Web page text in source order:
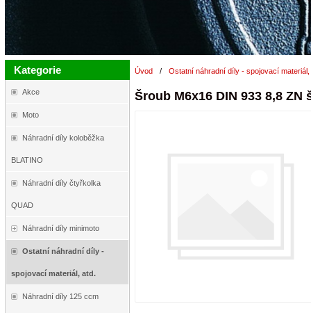
Kategorie
Akce
Moto
Náhradní díly koloběžka
BLATINO
Náhradní díly čtyřkolka
QUAD
Náhradní díly minimoto
Ostatní náhradní díly -
spojovací materiál, atd.
Náhradní díly 125 ccm
Úvod / Ostatní náhradní díly - spojovací materiál,
Šroub M6x16 DIN 933 8,8 ZN